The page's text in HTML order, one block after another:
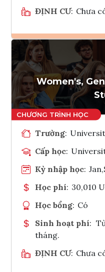
ĐỊNH CƯ: Chưa
Women's,
Trường:
Cấp học:
Kỳ nhập học:
Học phí: 30,010
Học bổng: Có
Sinh hoạt phí:
tháng.
ĐỊNH CƯ: Chưa